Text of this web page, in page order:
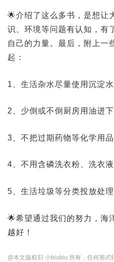
🌟介绍了这么多书，是想让
识、环境等问题有认知，有
自己的力量。最后，附上一
起：
1、生活杂水尽量使用沉淀水
2、少倒或不倒厨房用油进下
3、不把过期药物等化学用品
4、不用含磷洗衣粉、洗衣液
5、生活垃圾等分类投放处理
🌟希望通过我们的努力，海
越好！
@本文版权归 小biubiu 所有，任何形式